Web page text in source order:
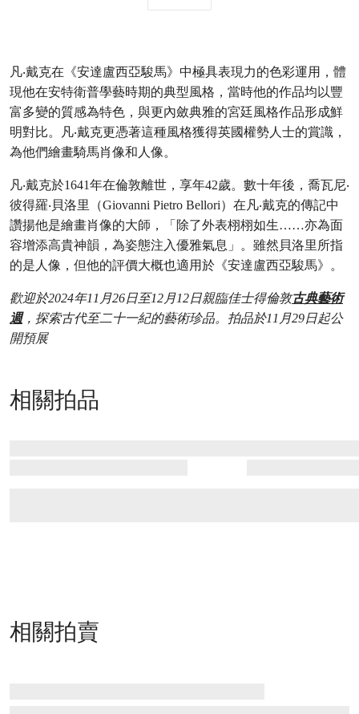
凡‧戴克在《安達盧西亞駿馬》中極具表現力的色彩運用，體
現他在安特衛普學藝時期的典型風格，當時他的作品均以豐
富多變的質感為特色，與更內斂典雅的宮廷風格作品形成鮮
明對比。凡‧戴克更憑著這種風格獲得英國權勢人士的賞識，
為他們繪畫騎馬肖像和人像。
凡‧戴克於1641年在倫敦離世，享年42歲。數十年後，喬瓦尼‧
彼得羅‧貝洛里（Giovanni Pietro Bellori）在凡‧戴克的傳記中
讚揚他是繪畫肖像的大師，「除了外表栩栩如生……亦為面
容增添高貴神韻，為姿態注入優雅氣息」。雖然貝洛里所指
的是人像，但他的評價大概也適用於《安達盧西亞駿馬》。
歡迎於2024年11月26日至12月12日親臨佳士得倫敦古典藝術
週，探索古代至二十一紀的藝術珍品。拍品於11月29日起公
開預展
相關拍品
相關拍賣